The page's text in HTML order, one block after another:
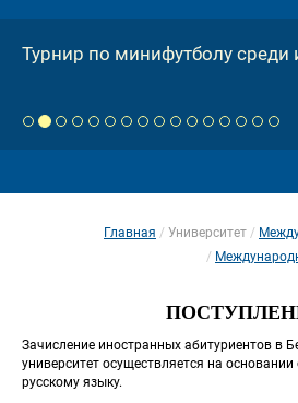
Главная Университет
Зачисление иностранных абитуриентов в
университет осуществляется на
русскому языку.